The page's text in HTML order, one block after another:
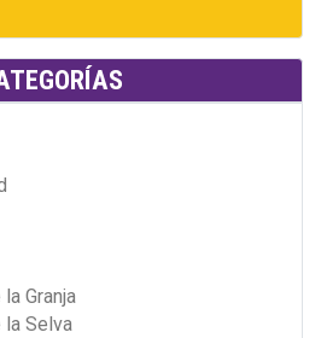
Granja
la Selva